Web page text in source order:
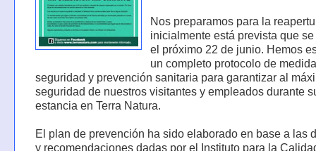
Nos preparamos para la
inicialmente está prevista que
el próximo 22 de junio. Hemos
un completo protocolo de
seguridad y prevención sanitaria para garantizar al
seguridad de nuestros visitantes y empleados durante
estancia en Terra Natura.
El plan de prevención ha sido elaborado en base a las
y recomendaciones dadas por el Instituto para la